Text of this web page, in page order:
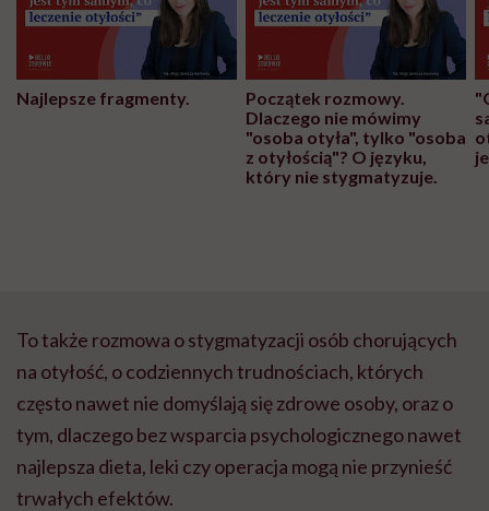
Najlepsze fragmenty.
Początek rozmowy.
Dlaczego nie mówimy
"osoba otyła", tylko "osoba
z otyłością"? O języku,
który nie stygmatyzuje.
To także rozmowa o stygmatyzacji osób chorujących
na otyłość, o codziennych trudnościach, których
często nawet nie domyślają się zdrowe osoby, oraz o
tym, dlaczego bez wsparcia psychologicznego nawet
najlepsza dieta, leki czy operacja mogą nie przynieść
trwałych efektów.